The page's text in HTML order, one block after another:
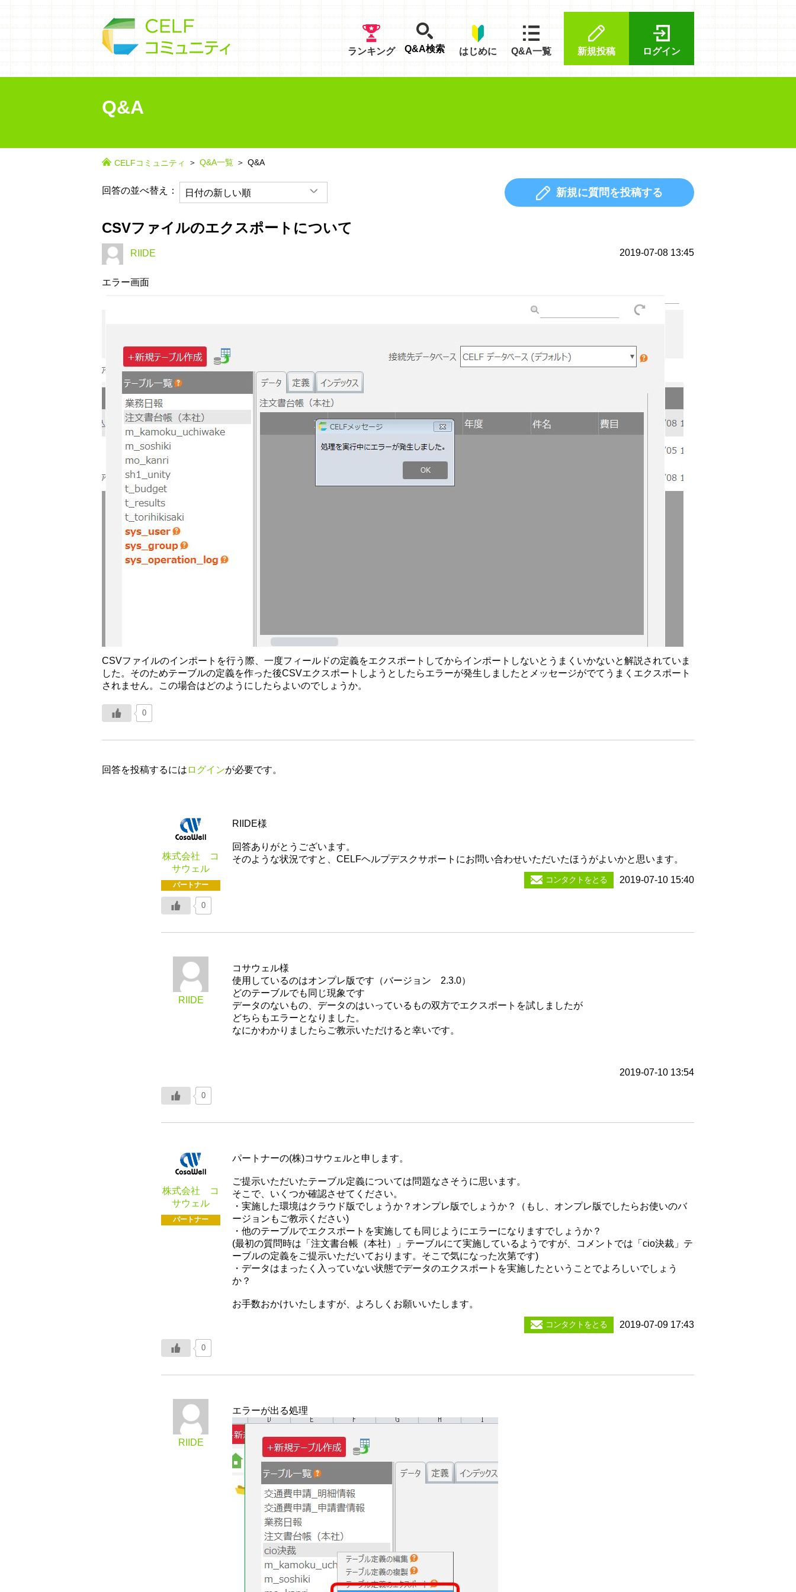
ログイン
新規投稿
Q&A一覧
はじめに
Q&A検索
ランキング
Q&A
CELFコミュニティ Q&A一覧 Q&A
回答の並べ替え： 新規に質問を投稿する
CSVファイルのエクスポートについて
RIIDE 2019-07-08 13:45
エラー画面
CSVファイルのインポートを行う際、一度フィールドの定義をエクスポートしてからインポートしないとうまくいかないと解説されていま
した。そのためテーブルの定義を作った後CSVエクスポートしようとしたらエラーが発生しましたとメッセージがでてうまくエクスポート
されません。この場合はどのようにしたらよいのでしょうか。
0
回答を投稿するには ログインが必要です。
株式会社 コ
サウェル
パートナー
RIIDE様
回答ありがとうございます。
そのような状況ですと、CELFヘルプデスクサポートにお問い合わせいただいたほうがよいかと思います。
2019-07-10 15:40
コンタクトをとる
0
RIIDE
コサウェル様
使用しているのはオンプレ版です（バージョン 2.3.0）
どのテーブルでも同じ現象です
データのないもの、データのはいっているもの双方でエクスポートを試しましたが
どちらもエラーとなりました。
なにかわかりましたらご教示いただけると幸いです。
2019-07-10 13:54
0
株式会社 コ
サウェル
パートナー
パートナーの(株)コサウェルと申します。
ご提示いただいたテーブル定義については問題なさそうに思います。
そこで、いくつか確認させてください。
・実施した環境はクラウド版でしょうか？オンプレ版でしょうか？（もし、オンプレ版でしたらお使いのバ
ージョンもご教示ください)
・他のテーブルでエクスポートを実施しても同じようにエラーになりますでしょうか？
(最初の質問時は「注文書台帳（本社）」テーブルにて実施しているようですが、コメントでは「cio決裁」テ
ーブルの定義をご提示いただいております。そこで気になった次第です)
・データはまったく入っていない状態でデータのエクスポートを実施したということでよろしいでしょう
か？
お手数おかけいたしますが、よろしくお願いいたします。
2019-07-09 17:43
コンタクトをとる
0
RIIDE
エラーが出る処理